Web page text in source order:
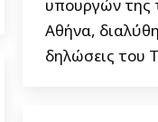
υπουργών της
Αθήνα,
δηλώσεις του